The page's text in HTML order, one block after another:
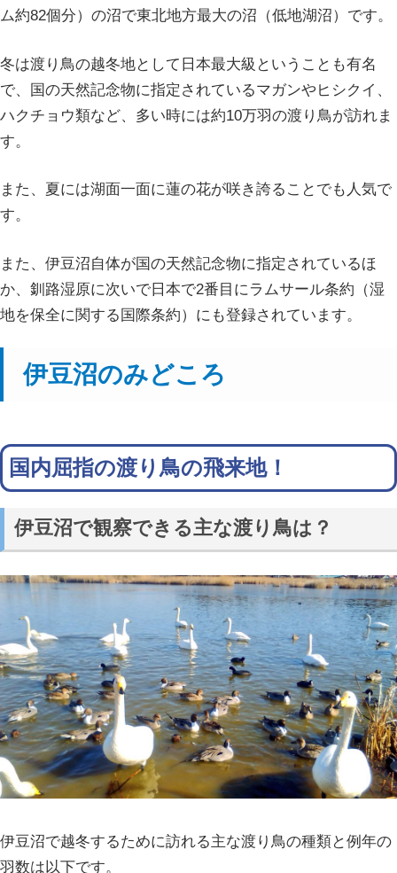
ム約82個分）の沼で東北地方最大の沼（低地湖沼）です。
冬は渡り鳥の越冬地として日本最大級ということも有名
で、国の天然記念物に指定されているマガンやヒシクイ、
ハクチョウ類など、多い時には約10万羽の渡り鳥が訪れま
す。
また、夏には湖面一面に蓮の花が咲き誇ることでも人気で
す。
また、伊豆沼自体が国の天然記念物に指定されているほ
か、釧路湿原に次いで日本で2番目にラムサール条約（湿
地を保全に関する国際条約）にも登録されています。
伊豆沼のみどころ
国内屈指の渡り鳥の飛来地！
伊豆沼で観察できる主な渡り鳥は？
伊豆沼で越冬するために訪れる主な渡り鳥の種類と例年の
羽数は以下です。